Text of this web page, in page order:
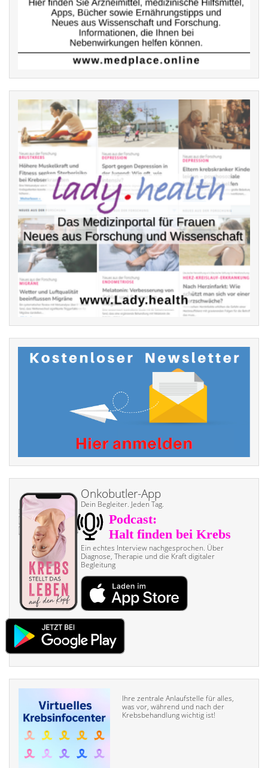
Onkobutler-App
Dein Begleiter. Jeden Tag.
Ein echtes Interview nach­gesprochen. Über
Diagnose, Therapie und die Kraft digitaler
Begleitung
Ihre zentrale Anlaufstelle für alles,
was vor, während und nach der
Krebsbehandlung wichtig ist!